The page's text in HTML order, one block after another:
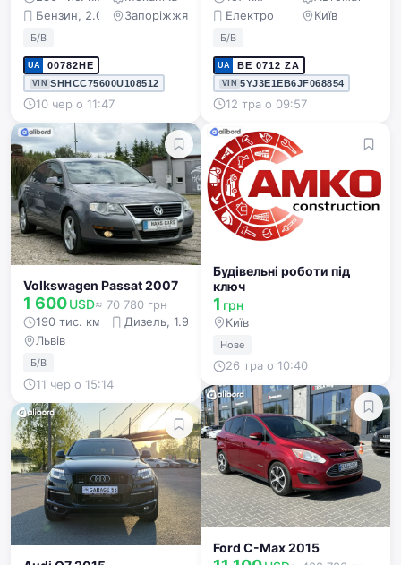
Бензин, 2.0 л
Запоріжжя
Б/В
UA 00782НЕ
VIN SHHCC75600U108512
10 чер о 11:47
Volkswagen Passat 2007
1 600USD≈ 70 780 грн
190 тис. км
Дизель, 1.9 л
Львів
Б/В
11 чер о 15:14
Електро
Київ
Б/В
UA BE 0712 ZA
VIN 5YJ3E1EB6JF068854
12 тра о 09:57
Будівельні роботи під
ключ
1 грн
Київ
Нове
26 тра о 10:40
Ford C-Max 2015